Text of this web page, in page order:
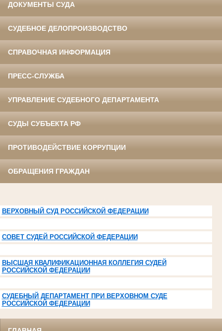
ДОКУМЕНТЫ СУДА
СУДЕБНОЕ ДЕЛОПРОИЗВОДСТВО
СПРАВОЧНАЯ ИНФОРМАЦИЯ
ПРЕСС-СЛУЖБА
УПРАВЛЕНИЕ СУДЕБНОГО ДЕПАРТАМЕНТА
СУДЫ СУБЪЕКТА РФ
ПРОТИВОДЕЙСТВИЕ КОРРУПЦИИ
ОБРАЩЕНИЯ ГРАЖДАН
ВЕРХОВНЫЙ СУД РОССИЙСКОЙ ФЕДЕРАЦИИ
СОВЕТ СУДЕЙ РОССИЙСКОЙ ФЕДЕРАЦИИ
ВЫСШАЯ КВАЛИФИКАЦИОННАЯ КОЛЛЕГИЯ СУДЕЙ
РОССИЙСКОЙ ФЕДЕРАЦИИ
СУДЕБНЫЙ ДЕПАРТАМЕНТ ПРИ ВЕРХОВНОМ СУДЕ
РОССИЙСКОЙ ФЕДЕРАЦИИ